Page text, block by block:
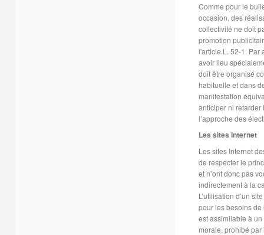
Comme pour le
occasion, des
collectivité ne doit
promotion
l'article L. 52-1. Par
avoir lieu
doit être organisé
habituelle et dans
manifestation
anticiper ni retarder
l’approche des
Les sites Internet
Les sites Internet
de respecter le
et n’ont donc pas
indirectement à la
L’utilisation d’un
pour les besoins de
est assimilable à
morale, prohibé